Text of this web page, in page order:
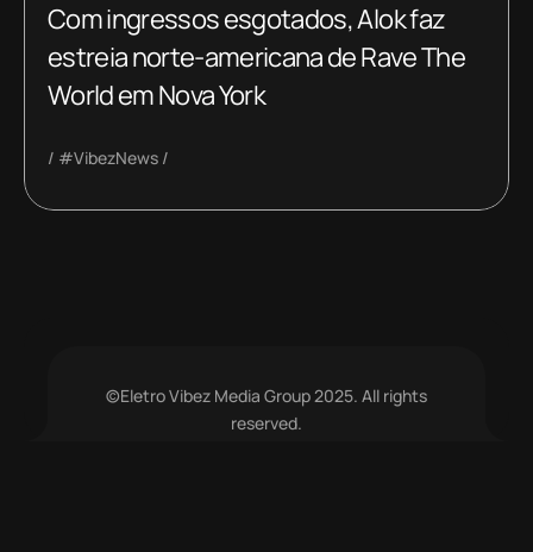
Com ingressos esgotados, Alok faz
estreia norte-americana de Rave The
World em Nova York
#VibezNews
©Eletro Vibez Media Group 2025. All rights
reserved.